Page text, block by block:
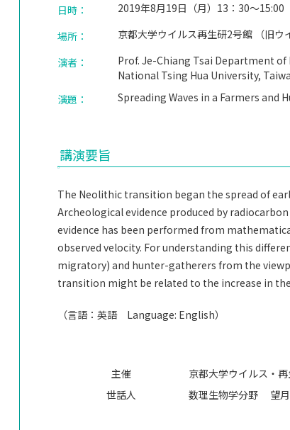
日時：
2019年8月19日（月）13：30～15:00
場所：
京都大学ウイルス再生研2号館 （旧
演者：
Prof. Je-Chiang Tsai Department
National Tsing Hua University,
演題：
Spreading Waves in a Farmers
講演要旨
The Neolithic transition began the spread of
Archeological evidence produced by
evidence has been performed from
observed velocity. For understanding this
migratory) and hunter-gatherers from the
transition might be related to the increase in
（言語：英語 Language: English）
主催
京都大学ウイルス・
世話人
数理生物学分野 望